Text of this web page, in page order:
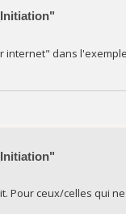
internet" dans
Pour ceux/celles qui